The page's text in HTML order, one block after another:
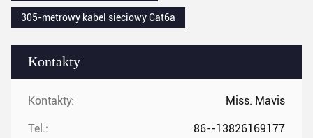
Kontakty
Kontakty: Miss. Mavis
Tel.: 86--13826169177
305-metrowy kabel sieciowy Cat6a